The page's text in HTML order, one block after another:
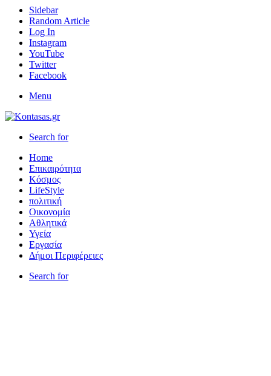
Sidebar
Random Article
Log In
Instagram
YouTube
Twitter
Facebook
Menu
Search for
Home
Επικαιρότητα
Κόσμος
LifeStyle
πολιτική
Οικονομία
Αθλητικά
Υγεία
Εργασία
Δήμοι Περιφέρειες
Search for